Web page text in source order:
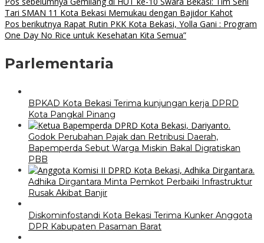
Tari SMAN 11 Kota Bekasi Memukau dengan Bajidor Kahot
Pos berikutnya Rapat Rutin PKK Kota Bekasi, Yolla Gani : Program
One Day No Rice untuk Kesehatan Kita Semua”
Parlementaria
BPKAD Kota Bekasi Terima kunjungan kerja DPRD
Kota Pangkal Pinang
Godok Perubahan Pajak dan Retribusi Daerah,
Bapemperda Sebut Warga Miskin Bakal Digratiskan
PBB
Adhika Dirgantara Minta Pemkot Perbaiki Infrastruktur
Rusak Akibat Banjir
Diskominfostandi Kota Bekasi Terima Kunker Anggota
DPR Kabupaten Pasaman Barat